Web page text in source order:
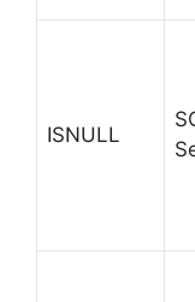
ISNULL